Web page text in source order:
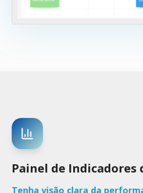
Painel de Indicadores
Tenha visão clara da